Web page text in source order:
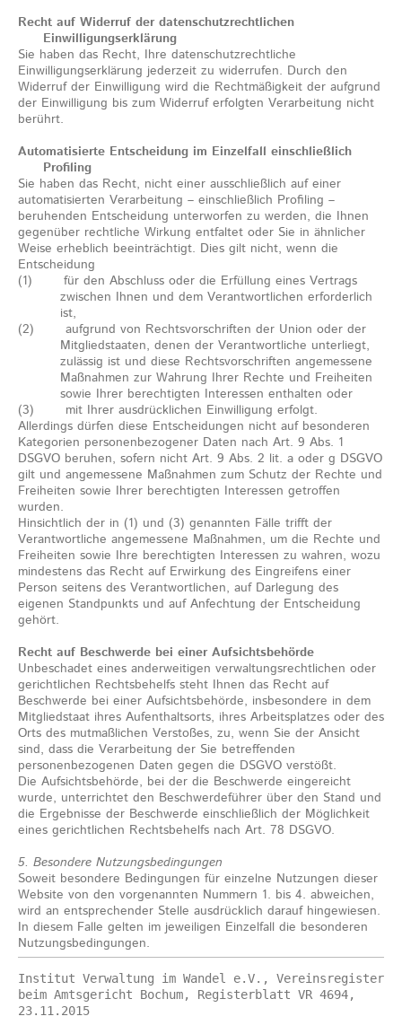
Recht auf Widerruf der datenschutzrechtlichen
Einwilligungserklärung
Sie haben das Recht, Ihre datenschutzrechtliche
Einwilligungserklärung jederzeit zu widerrufen. Durch den
Widerruf der Einwilligung wird die Rechtmäßigkeit der aufgrund
der Einwilligung bis zum Widerruf erfolgten Verarbeitung nicht
berührt.
Automatisierte Entscheidung im Einzelfall einschließlich
Profiling
Sie haben das Recht, nicht einer ausschließlich auf einer
automatisierten Verarbeitung – einschließlich Profiling –
beruhenden Entscheidung unterworfen zu werden, die Ihnen
gegenüber rechtliche Wirkung entfaltet oder Sie in ähnlicher
Weise erheblich beeinträchtigt. Dies gilt nicht, wenn die
Entscheidung
(1) für den Abschluss oder die Erfüllung eines Vertrags
zwischen Ihnen und dem Verantwortlichen erforderlich
ist,
(2) aufgrund von Rechtsvorschriften der Union oder der
Mitgliedstaaten, denen der Verantwortliche unterliegt,
zulässig ist und diese Rechtsvorschriften angemessene
Maßnahmen zur Wahrung Ihrer Rechte und Freiheiten
sowie Ihrer berechtigten Interessen enthalten oder
(3) mit Ihrer ausdrücklichen Einwilligung erfolgt.
Allerdings dürfen diese Entscheidungen nicht auf besonderen
Kategorien personenbezogener Daten nach Art. 9 Abs. 1
DSGVO beruhen, sofern nicht Art. 9 Abs. 2 lit. a oder g DSGVO
gilt und angemessene Maßnahmen zum Schutz der Rechte und
Freiheiten sowie Ihrer berechtigten Interessen getroffen
wurden.
Hinsichtlich der in (1) und (3) genannten Fälle trifft der
Verantwortliche angemessene Maßnahmen, um die Rechte und
Freiheiten sowie Ihre berechtigten Interessen zu wahren, wozu
mindestens das Recht auf Erwirkung des Eingreifens einer
Person seitens des Verantwortlichen, auf Darlegung des
eigenen Standpunkts und auf Anfechtung der Entscheidung
gehört.
Recht auf Beschwerde bei einer Aufsichtsbehörde
Unbeschadet eines anderweitigen verwaltungsrechtlichen oder
gerichtlichen Rechtsbehelfs steht Ihnen das Recht auf
Beschwerde bei einer Aufsichtsbehörde, insbesondere in dem
Mitgliedstaat ihres Aufenthaltsorts, ihres Arbeitsplatzes oder des
Orts des mutmaßlichen Verstoßes, zu, wenn Sie der Ansicht
sind, dass die Verarbeitung der Sie betreffenden
personenbezogenen Daten gegen die DSGVO verstößt.
Die Aufsichtsbehörde, bei der die Beschwerde eingereicht
wurde, unterrichtet den Beschwerdeführer über den Stand und
die Ergebnisse der Beschwerde einschließlich der Möglichkeit
eines gerichtlichen Rechtsbehelfs nach Art. 78 DSGVO.
5. Besondere Nutzungsbedingungen
Soweit besondere Bedingungen für einzelne Nutzungen dieser
Website von den vorgenannten Nummern 1. bis 4. abweichen,
wird an entsprechender Stelle ausdrücklich darauf hingewiesen.
In diesem Falle gelten im jeweiligen Einzelfall die besonderen
Nutzungsbedingungen.
Institut Verwaltung im Wandel e.V., Vereinsregister
beim Amtsgericht Bochum, Registerblatt VR 4694,